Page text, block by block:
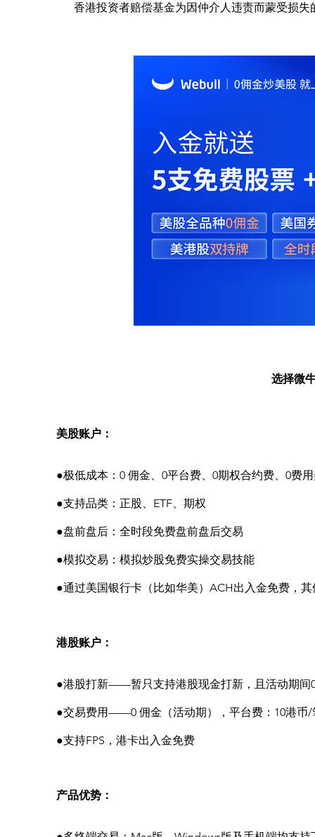
香港投资者赔偿基金为因仲介人违责而蒙受损
选择微
美股账户：
●极低成本：0 佣金、0平台费、0期权合约费、0费
●支持品类：正股、ETF、期权
●盘前盘后：全时段免费盘前盘后交易
●模拟交易：模拟炒股免费实操交易技能
●通过美国银行卡（比如华美）ACH出入金免费，
港股账户：
●港股打新——暂只支持港股现金打新，且活动期间
●交易费用——0 佣金（活动期），平台费：10港币/
●支持FPS，港卡出入金免费
产品优势：